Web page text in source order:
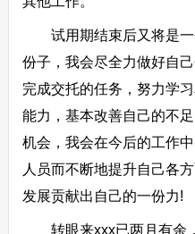
试用期结束后又将是一
份子，我会尽全力做好自
完成交托的任务，努力学
能力，基本改善自己的不
机会，我会在今后的工作
人员而不断地提升自己各
发展贡献出自己的一份力!
转眼来xxx已两月有余